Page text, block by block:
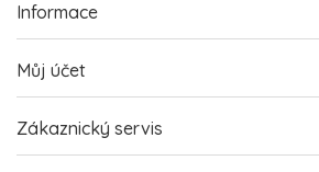
Informace
Můj účet
Zákaznický servis